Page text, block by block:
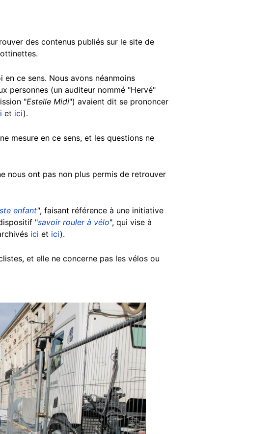
des contenus publiés sur le site de
ce sens. Nous avons néanmoins
personnes (un auditeur nommé "Hervé"
"Estelle Midi") avaient dit se prononcer
et ici).
mesure en ce sens, et les questions ne
nous ont pas non plus permis de retrouver
enfant", faisant référence à une initiative
"savoir rouler à vélo", qui vise à
ici et ici).
et elle ne concerne pas les vélos ou